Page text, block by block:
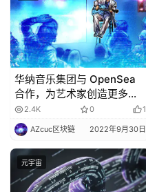
华纳音乐集团与 OpenSea
合作，为艺术家创造更多
Web3 机会
2.4K 0 1
AZcuc区块链 2022年9月30日
元宇宙